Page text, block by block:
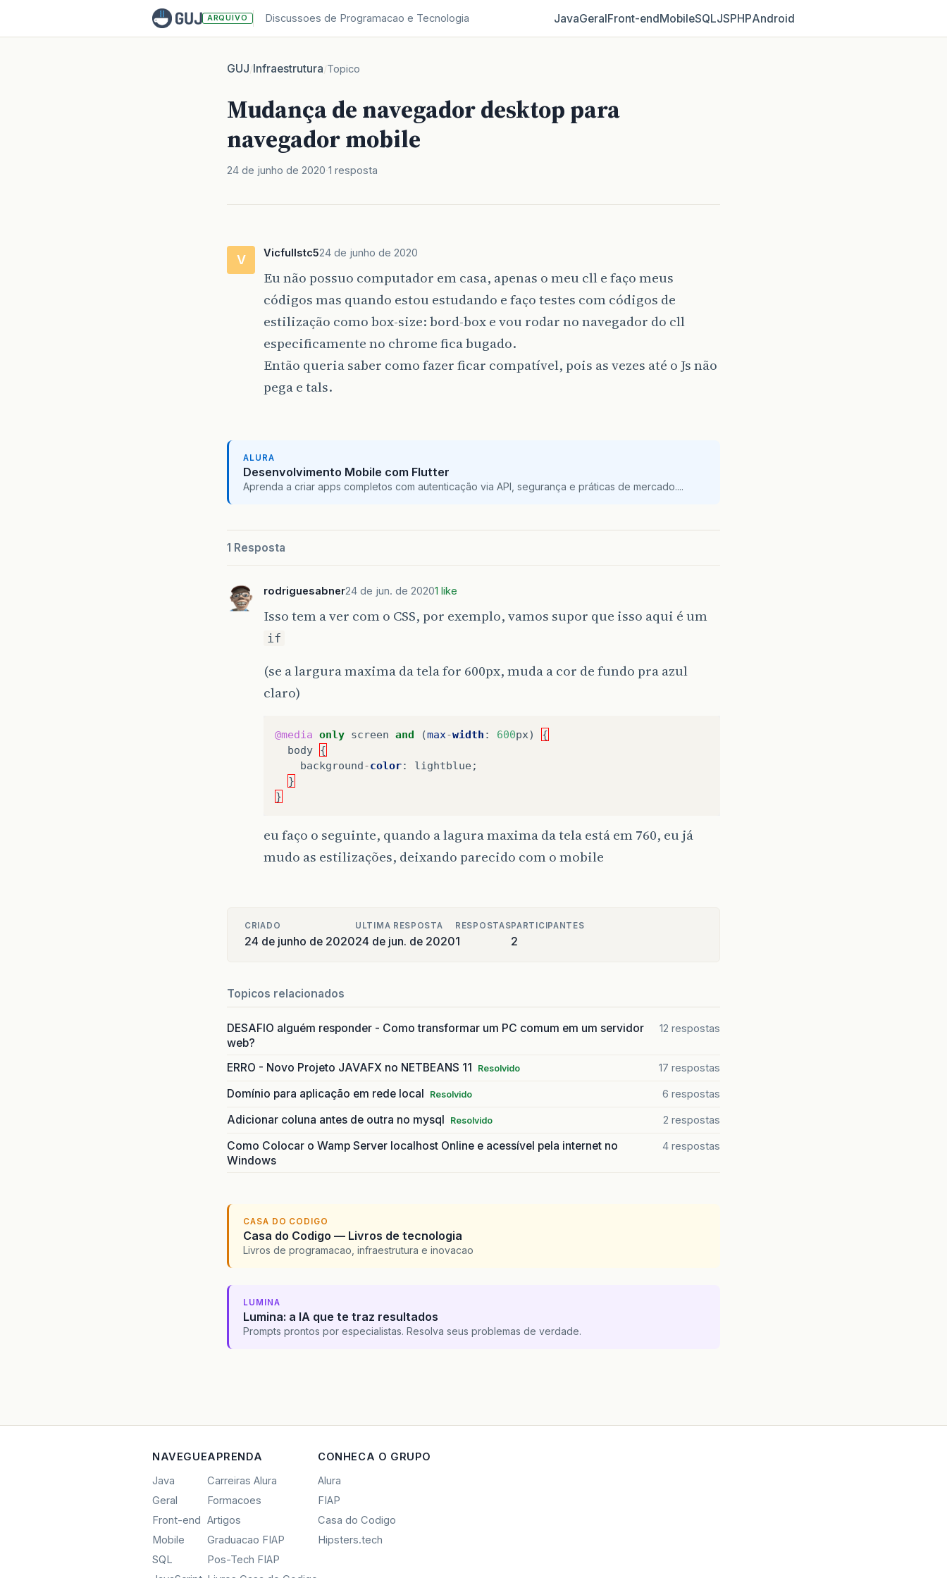
ARQUIVO Discussoes de Programacao e Tecnologia JavaGeralFront‑endMobileSQLJSPHPAndroid
GUJ/Infraestrutura/Topico
Mudança de navegador desktop para
navegador mobile
24 de junho de 2020 1 resposta
V Vicfullstc524 de junho de 2020
Eu não possuo computador em casa, apenas o meu cll e faço meus
códigos mas quando estou estudando e faço testes com códigos de
estilização como box-size: bord-box e vou rodar no navegador do cll
especificamente no chrome fica bugado.
Então queria saber como fazer ficar compatível, pois as vezes até o Js não
pega e tals.
ALURA
Desenvolvimento Mobile com Flutter
Aprenda a criar apps completos com autenticação via API, segurança e práticas de mercado....
1 Resposta
rodriguesabner24 de jun. de 20201 like
Isso tem a ver com o CSS, por exemplo, vamos supor que isso aqui é um
if
(se a largura maxima da tela for 600px, muda a cor de fundo pra azul
claro)
@media only screen and (max-width : 600px)
{
body
{
background-color: lightblue;
}
}
eu faço o seguinte, quando a lagura maxima da tela está em 760, eu já
mudo as estilizações, deixando parecido com o mobile
CRIADO
24 de junho de 2020
ULTIMA RESPOSTA
24 de jun. de 2020
RESPOSTAS
1
PARTICIPANTES
2
Topicos relacionados
DESAFIO alguém responder - Como transformar um PC comum em um servidor
web?
12 respostas
ERRO - Novo Projeto JAVAFX no NETBEANS 11 Resolvido 17 respostas
Domínio para aplicação em rede local Resolvido 6 respostas
Adicionar coluna antes de outra no mysql Resolvido 2 respostas
Como Colocar o Wamp Server localhost Online e acessível pela internet no
Windows
4 respostas
CASA DO CODIGO
Casa do Codigo — Livros de tecnologia
Livros de programacao, infraestrutura e inovacao
LUMINA
Lumina: a IA que te traz resultados
Prompts prontos por especialistas. Resolva seus problemas de verdade.
NAVEGUE
Java
Geral
Front-end
Mobile
SQL
APRENDA
Carreiras Alura
Formacoes
Artigos
Graduacao FIAP
Pos-Tech FIAP
CONHECA O GRUPO
Alura
FIAP
Casa do Codigo
Hipsters.tech